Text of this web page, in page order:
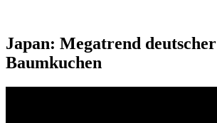
Japan: Megatrend deutscher
Baumkuchen